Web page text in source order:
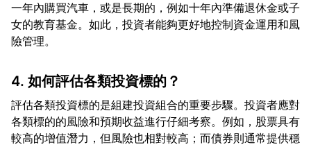
一年內購買汽車，或是長期的，例如十年內準備退休金或子
女的教育基金。如此，投資者能夠更好地控制資金運用和風
4. 如何評估各類投資標的？
評估各類投資標的是組建投資組合的重要步驟。投資者應對
各類標的的風險和預期收益進行仔細考察。例如，股票具有
較高的增值潛力，但風險也相對較高；而債券則通常提供穩